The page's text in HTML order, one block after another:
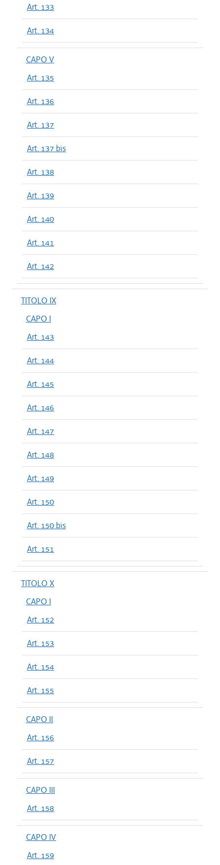
Art. 133
Art. 134
CAPO V
Art. 135
Art. 136
Art. 137
Art. 137 bis
Art. 138
Art. 139
Art. 140
Art. 141
Art. 142
TITOLO IX
CAPO I
Art. 143
Art. 144
Art. 145
Art. 146
Art. 147
Art. 148
Art. 149
Art. 150
Art. 150 bis
Art. 151
TITOLO X
CAPO I
Art. 152
Art. 153
Art. 154
Art. 155
CAPO II
Art. 156
Art. 157
CAPO III
Art. 158
CAPO IV
Art. 159